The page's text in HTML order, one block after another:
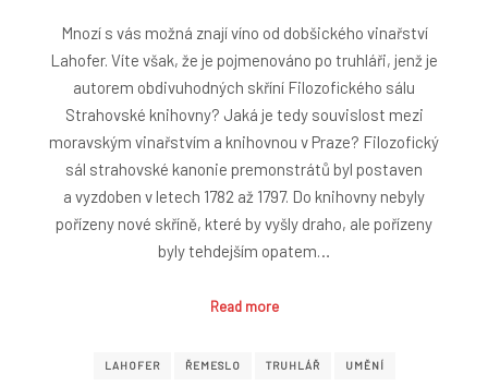
Mnozí s vás možná znají víno od dobšického vinařství
Lahofer. Víte však, že je pojmenováno po truhláři, jenž je
autorem obdivuhodných skříní Filozofického sálu
Strahovské knihovny? Jaká je tedy souvislost mezi
moravským vinařstvím a knihovnou v Praze? Filozofický
sál strahovské kanonie premonstrátů byl postaven
a vyzdoben v letech 1782 až 1797. Do knihovny nebyly
pořízeny nové skříně, které by vyšly draho, ale pořízeny
byly tehdejším opatem…
Read more
LAHOFER ŘEMESLO TRUHLÁŘ UMĚNÍ